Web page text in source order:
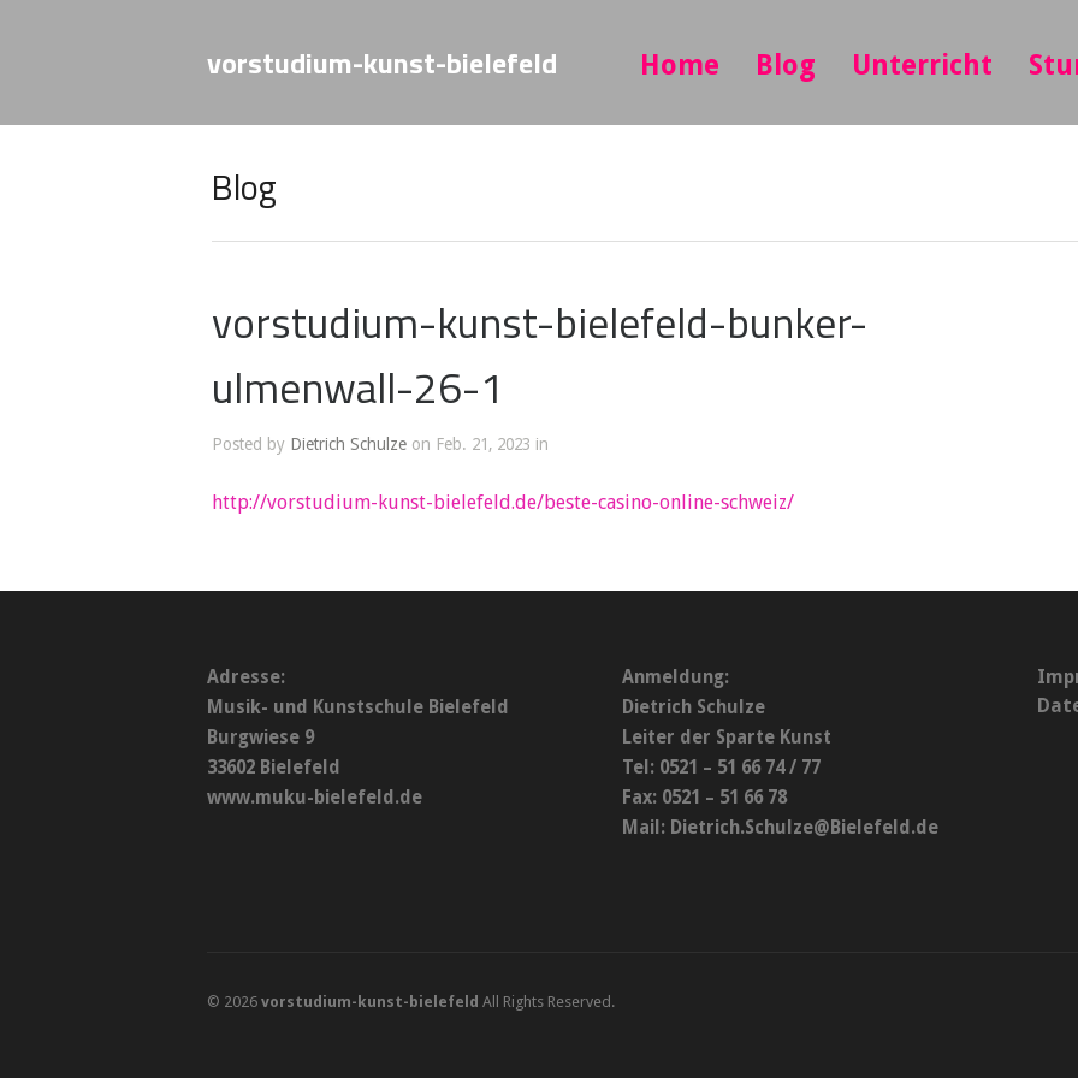
vorstudium-kunst-bielefeld Home Blog Unterricht
Blog
vorstudium-kunst-bielefeld-bunker-
ulmenwall-26-1
Posted by Dietrich Schulze on Feb. 21, 2023 in
http://vorstudium-kunst-bielefeld.de/beste-casino-online-schweiz/
Adresse:
Musik- und Kunstschule Bielefeld
Burgwiese 9
33602 Bielefeld
www.muku-bielefeld.de
Anmeldung:
Dietrich Schulze
Leiter der Sparte Kunst
Tel: 0521 – 51 66 74 / 77
Fax: 0521 – 51 66 78
Mail: Dietrich.Schulze@Bielefeld.de
© 2026 vorstudium-kunst-bielefeld All Rights Reserved.